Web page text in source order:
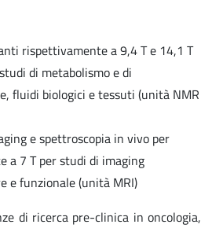
rispettivamente a 9,4 T e 14,1 T
di metabolismo e di
fluidi biologici e tessuti (unità NMR
e spettroscopia in vivo per
a 7 T per studi di imaging
e funzionale (unità MRI)
di ricerca pre-clinica in oncologia,